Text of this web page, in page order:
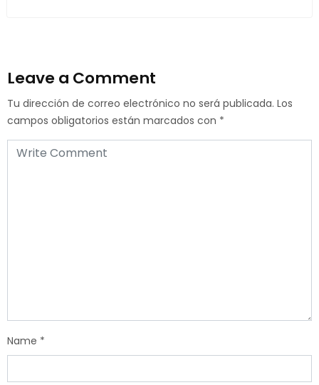
Leave a Comment
Tu dirección de correo electrónico no será publicada. Los
campos obligatorios están marcados con *
Name *